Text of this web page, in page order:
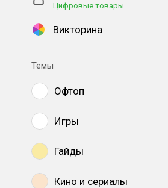
Цифровые товары
Викторина
Темы
Офтоп
Игры
Гайды
Кино и сериалы